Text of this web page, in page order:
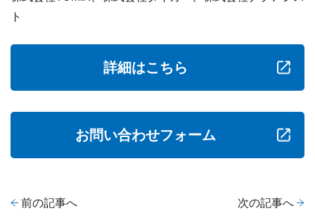
ト
詳細はこちら
お問い合わせフォーム
前の記事へ 次の記事へ